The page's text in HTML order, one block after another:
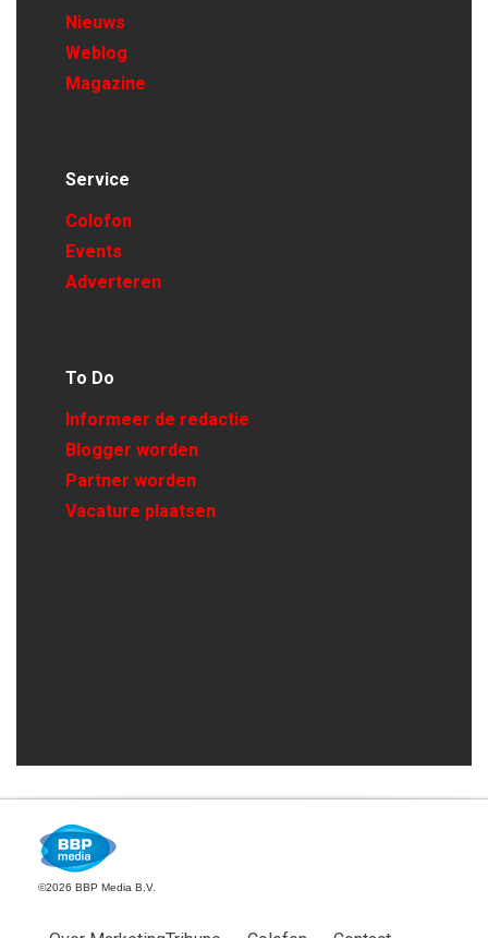
Nieuws
Weblog
Magazine
Service
Colofon
Events
Adverteren
To Do
Informeer de redactie
Blogger worden
Partner worden
Vacature plaatsen
©2026 BBP Media B.V.